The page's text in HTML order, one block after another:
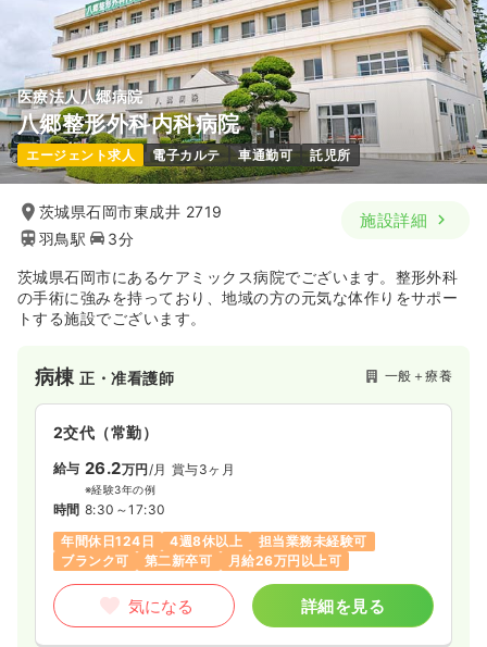
医療法人八郷病院
八郷整形外科内科病院
エージェント求人 電子カルテ 車通勤可 託児所
茨城県石岡市東成井 2719
羽鳥駅
3分
施設詳細
茨城県石岡市にあるケアミックス病院でございます。整形外科
の手術に強みを持っており、地域の方の元気な体作りをサポー
トする施設でございます。
病棟正・准看護師 一般＋療養
2交代（常勤）
給与 26.2万円 /月 賞与3ヶ月
※経験3年の例
時間 8:30～17:30
年間休日124日
4週8休以上
担当業務未経験可
ブランク可
第二新卒可 月給26万円以上可
気になる 詳細を見る